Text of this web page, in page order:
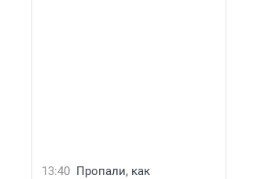
13:40 Пропали, как